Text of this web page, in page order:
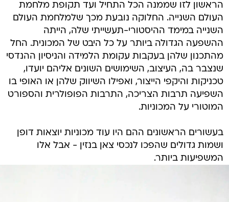
הראשון לזו שממנה הכל התחיל ועד תקופת מלחמת
העולם השנייה. החלוקה נובעת מכך שלמלחמת העולם
השנייה במימד ההיסטורי-תעשייתי שלה, הייתה
ההשפעה הגדולה ביותר על כל היבט של המכונית. החל
מהתכנון שלהן בעקבות עקומת הלמידה והניסיון ההנדסי
שנצבר בה, העיצוב, השימושים השונים אליהם יועדו,
טכניקות והיקפי הייצור, ואפילו השיווק שלהן או האופי בו
השפיעה תרבות הצריכה, התרבות הפופולרית והספורט
המוטורי על המכוניות.
בעשורים הראשונים ההם היו עוד מכוניות יוצאות דופן
ושמות גדולים שהפכו לנכסי צאן בנזין - אבל אלו
המשפיעות ביותר.